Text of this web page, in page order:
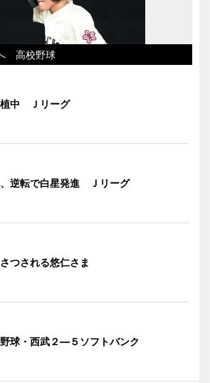
高校野球
中 Ｊリーグ
、逆転で白星発進 Ｊリーグ
つされる悠仁さま
球・西武２―５ソフトバンク